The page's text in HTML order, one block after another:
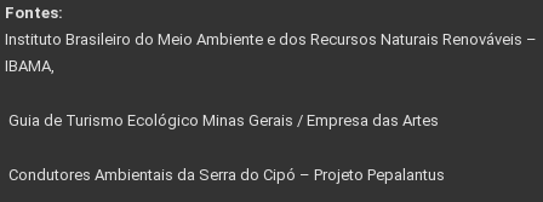
Fontes:
Instituto Brasileiro do Meio Ambiente e dos Recursos Naturais Renováveis –
IBAMA,
Guia de Turismo Ecológico Minas Gerais / Empresa das Artes
Condutores Ambientais da Serra do Cipó – Projeto Pepalantus